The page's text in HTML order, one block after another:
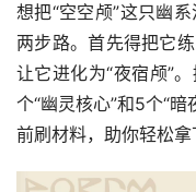
想把“空空颅”这只幽
两步路。首先得把它
让它进化为“夜宿颅”
个“幽灵核心”和5个“
前刷材料，助你轻松拿